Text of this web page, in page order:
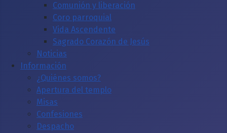
Comunión y liberación
Coro parroquial
Vida Ascendente
Sagrado Corazón de Jesús
Noticias
Información
¿Quiénes somos?
Apertura del templo
Misas
Confesiones
Despacho